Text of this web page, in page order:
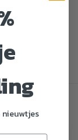
nieuwtjes